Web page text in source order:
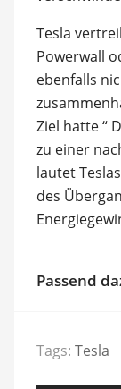
Tesla
Powerwall
ebenfalls
Ziel hatte “
zu einer
lautet
des
Passend
Tags: Tesla